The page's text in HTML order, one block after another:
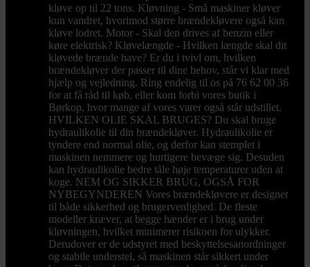
kløve op til 22 tons. Kløvning - Små maskiner kløver
kun vandret, hvorimod større brændekløvere også kan
kløve lodret. Motor - Skal den drives af benzin eller
køre elektrisk? Kløvelængde - Hvilken længde skal dit
kløvede brænde have? Er du i tvivl om, hvilken
brændekløver der passer til dine behov, står vi klar med
hjælp og vejledning. Ring endelig til os på 76 62 00 36
for at få råd til køb, eller kom forbi vores butik i
Børkop, hvor mange af vores varer også står udstillet.
HVILKEN OLIE SKAL BRUGES? Du skal bruge
hydraulikolie til din brændekløver. Hydraulikolie er
tyndere end normal olie, og derfor kan stemplet i
maskinen nemmere og hurtigere bevæge sig. Desuden
kan hydraulikolie bedre tåle høje temperaturer uden at
koge. NEM OG SIKKER BRUG, OGSÅ FOR
NYBEGYNDEREN Vores brændekløvere er designet
til både sikkerhed og brugervenlighed. De fleste
modeller kræver, at begge hænder er i brug under
kløvningen, hvilket minimerer risikoen for ulykker.
Derudover er de udstyret med beskyttelsesanordninger
og stabile understel, så maskinen står sikkert under